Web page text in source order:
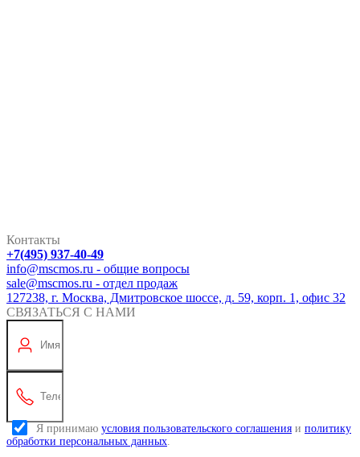
Контакты
+7(495) 937-40-49
info@mscmos.ru - общие вопросы
sale@mscmos.ru - отдел продаж
127238, г. Москва, Дмитровское шоссе, д. 59, корп. 1, офис 32
СВЯЗАТЬСЯ С НАМИ
Я принимаю условия пользовательского соглашения и политику
обработки персональных данных